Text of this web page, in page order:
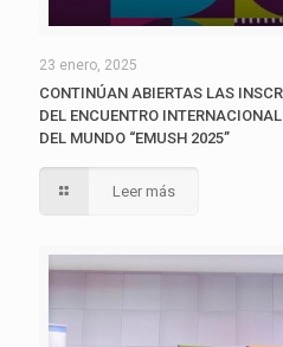
23 enero, 2025
CONTINÚAN ABIERTAS LAS
DEL ENCUENTRO
DEL MUNDO “EMUSH 2025”
Leer más